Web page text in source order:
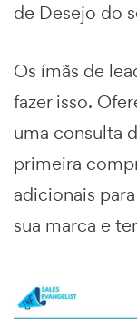
de Desejo do
Os ímãs de
fazer isso.
uma consulta
primeira
adicionais
sua marca e